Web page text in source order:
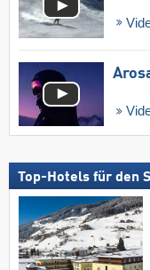
Top-Hotels für den